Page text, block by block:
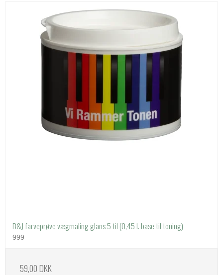
B&J farveprøve vægmaling glans 5 til (0,45 l. base til toning)
999
59,00 DKK